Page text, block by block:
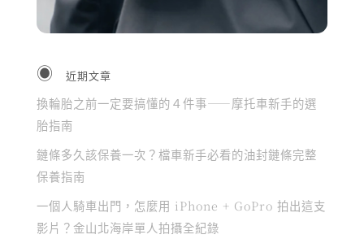
近期文章
換輪胎之前一定要搞懂的４件事——摩托車新手的選
胎指南
鏈條多久該保養一次？檔車新手必看的油封鏈條完整
保養指南
一個人騎車出門，怎麼用 iPhone + GoPro 拍出這支
影片？金山北海岸單人拍攝全紀錄